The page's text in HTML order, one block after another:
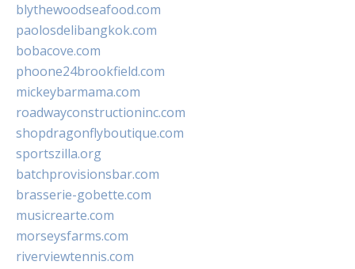
blythewoodseafood.com
paolosdelibangkok.com
bobacove.com
phoone24brookfield.com
mickeybarmama.com
roadwayconstructioninc.com
shopdragonflyboutique.com
sportszilla.org
batchprovisionsbar.com
brasserie-gobette.com
musicrearte.com
morseysfarms.com
riverviewtennis.com